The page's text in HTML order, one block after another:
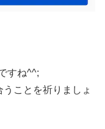
すね^^;
ことを祈りましょ